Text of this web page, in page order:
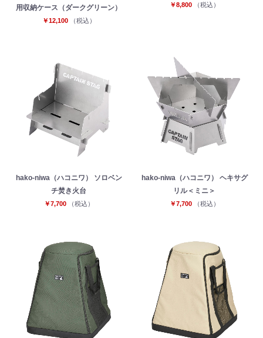
用収納ケース（ダークグリーン）
￥12,100 （税込）
￥8,800 （税込）
hako‐niwa（ハコニワ） ソロベン
チ焚き火台
￥7,700 （税込）
hako‐niwa（ハコニワ） ヘキサグ
リル＜ミニ＞
￥7,700 （税込）